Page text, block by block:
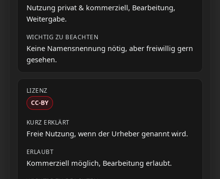
Nutzung privat & kommerziell, Bearbeitung,
Weitergabe.
Keine Namensnennung nötig, aber freiwillig gern
gesehen.
CC-BY
Freie Nutzung, wenn der Urheber genannt wird.
Kommerziell möglich, Bearbeitung erlaubt.